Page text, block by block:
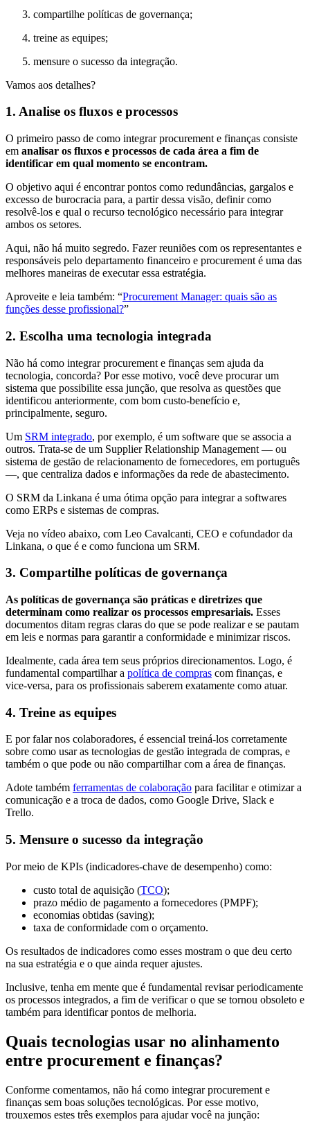
compartilhe políticas de governança;
treine as equipes;
mensure o sucesso da integração.
Vamos aos detalhes?
1. Analise os fluxos e processos
O primeiro passo de como integrar procurement e finanças consiste
em analisar os fluxos e processos de cada área a fim de
identificar em qual momento se encontram.
O objetivo aqui é encontrar pontos como redundâncias, gargalos e
excesso de burocracia para, a partir dessa visão, definir como
resolvê-los e qual o recurso tecnológico necessário para integrar
ambos os setores.
Aqui, não há muito segredo. Fazer reuniões com os representantes e
responsáveis pelo departamento financeiro e procurement é uma das
melhores maneiras de executar essa estratégia.
Aproveite e leia também: “Procurement Manager: quais são as
funções desse profissional?”
2. Escolha uma tecnologia integrada
Não há como integrar procurement e finanças sem ajuda da
tecnologia, concorda? Por esse motivo, você deve procurar um
sistema que possibilite essa junção, que resolva as questões que
identificou anteriormente, com bom custo-benefício e,
principalmente, seguro.
Um SRM integrado, por exemplo, é um software que se associa a
outros. Trata-se de um Supplier Relationship Management — ou
sistema de gestão de relacionamento de fornecedores, em português
—, que centraliza dados e informações da rede de abastecimento.
O SRM da Linkana é uma ótima opção para integrar a softwares
como ERPs e sistemas de compras.
Veja no vídeo abaixo, com Leo Cavalcanti, CEO e cofundador da
Linkana, o que é e como funciona um SRM.
3. Compartilhe políticas de governança
As políticas de governança são práticas e diretrizes que
determinam como realizar os processos empresariais. Esses
documentos ditam regras claras do que se pode realizar e se pautam
em leis e normas para garantir a conformidade e minimizar riscos.
Idealmente, cada área tem seus próprios direcionamentos. Logo, é
fundamental compartilhar a política de compras com finanças, e
vice-versa, para os profissionais saberem exatamente como atuar.
4. Treine as equipes
E por falar nos colaboradores, é essencial treiná-los corretamente
sobre como usar as tecnologias de gestão integrada de compras, e
também o que pode ou não compartilhar com a área de finanças.
Adote também ferramentas de colaboração para facilitar e otimizar a
comunicação e a troca de dados, como Google Drive, Slack e
Trello.
5. Mensure o sucesso da integração
Por meio de KPIs (indicadores-chave de desempenho) como:
custo total de aquisição (TCO);
prazo médio de pagamento a fornecedores (PMPF);
economias obtidas (saving);
taxa de conformidade com o orçamento.
Os resultados de indicadores como esses mostram o que deu certo
na sua estratégia e o que ainda requer ajustes.
Inclusive, tenha em mente que é fundamental revisar periodicamente
os processos integrados, a fim de verificar o que se tornou obsoleto e
também para identificar pontos de melhoria.
Quais tecnologias usar no alinhamento
entre procurement e finanças?
Conforme comentamos, não há como integrar procurement e
finanças sem boas soluções tecnológicas. Por esse motivo,
trouxemos estes três exemplos para ajudar você na junção: